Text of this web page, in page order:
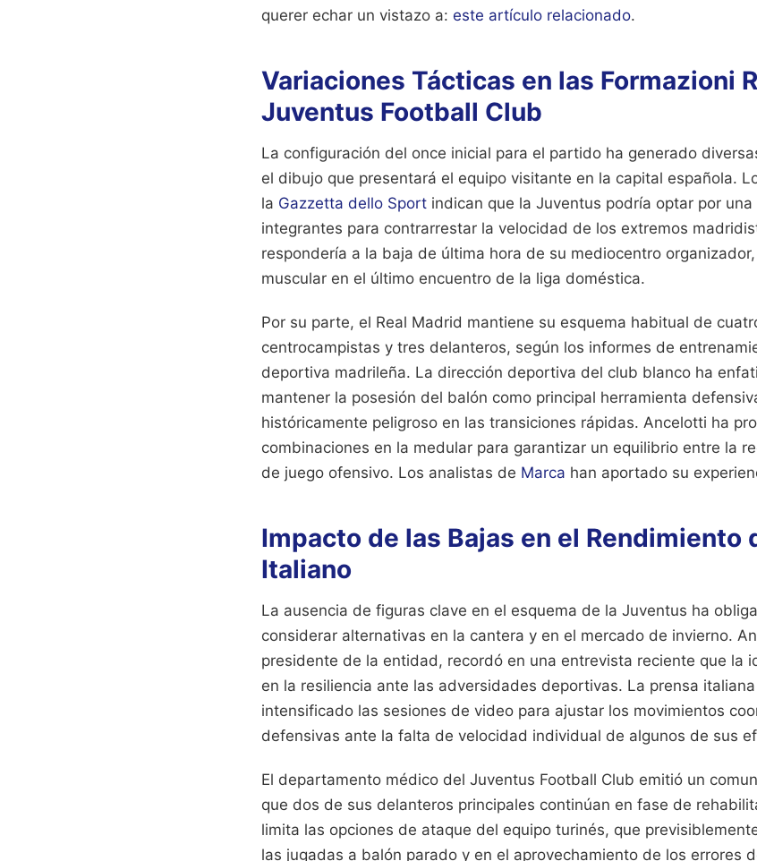
querer echar un vistazo a: este artículo relacionado.
Variaciones Tácticas en las Formazioni
Juventus Football Club
La configuración del once inicial para el partido ha generado
el dibujo que presentará el equipo visitante en la capital española.
la Gazzetta dello Sport indican que la Juventus podría optar por
integrantes para contrarrestar la velocidad de los extremos
respondería a la baja de última hora de su mediocentro
muscular en el último encuentro de la liga doméstica.
Por su parte, el Real Madrid mantiene su esquema habitual de
centrocampistas y tres delanteros, según los informes de
deportiva madrileña. La dirección deportiva del club blanco ha
mantener la posesión del balón como principal herramienta
históricamente peligroso en las transiciones rápidas. Ancelotti ha
combinaciones en la medular para garantizar un equilibrio entre la
de juego ofensivo. Los analistas de Marca han aportado su
Impacto de las Bajas en el Rendimiento
Italiano
La ausencia de figuras clave en el esquema de la Juventus ha
considerar alternativas en la cantera y en el mercado de invierno.
presidente de la entidad, recordó en una entrevista reciente que la
en la resiliencia ante las adversidades deportivas. La prensa
intensificado las sesiones de video para ajustar los movimientos
defensivas ante la falta de velocidad individual de algunos de sus
El departamento médico del Juventus Football Club emitió un
que dos de sus delanteros principales continúan en fase de
limita las opciones de ataque del equipo turinés, que
las jugadas a balón parado y en el aprovechamiento de los errores